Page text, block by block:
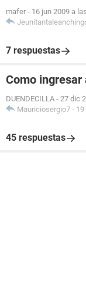
mafer - 16 jun 2009 a
7 respuestas
Como ingresar
DUENDECILLA - 27 dic
Mauriciosergio7 -
45 respuestas